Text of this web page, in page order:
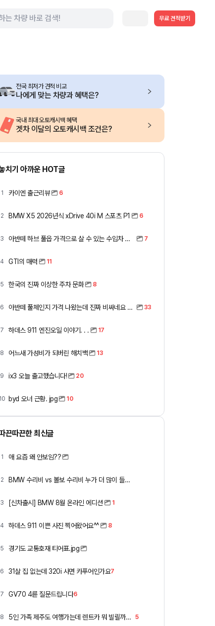
무료 견적받기
전국 최저가 견적 비교
나에게 맞는 차량과 혜택은?
국내 최대 오토캐시백 혜택
겟차 이달의 오토캐시백 조건은?
치기 아까운 HOT글
1 카이엔 출근리뷰 6
2 BMW X5 2026년식 xDrive 40i M 스포츠 P1 6
3 아반떼 하브 풀옵 가격으로 살 수 있는 수입차 모아봤습니다 (중고 포함) 7
4 GTI의 매력 11
5 한국의 진짜 이상한 주차 문화 8
6 아반떼 풀체인지 가격 나왔는데 진짜 비싸네요 ㅎㅎ 33
7 하데스 911 엔진오일 이야기. . . 17
8 어느새 가성비가 되버린 해치백 13
9 ix3 오늘 출고했습니다! 20
10 byd 오너 근황. jpg 10
끈따끈한 최신글
1 애 요즘 왜 안보임??
2 BMW 수리비 vs 볼보 수리비 누가 더 많이 들까요 ㅎ
3 [신차출시] BMW 8월 온라인 에디션 1
4 하데스 911 이쁜 사진 찍어왔어요^^ 8
5 경기도 교통호재 티어표.jpg
6 31살 집 없는데 320i 사면 카푸어인가요7
7 GV70 4륜 질문드립니다6
8 5인 가족 제주도 여행가는데 렌트카 뭐 빌릴까요 ㅎ 5